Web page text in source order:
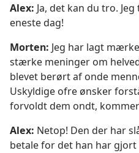
Alex: Ja, det kan du tro.
eneste dag!
Morten: Jeg har lagt
stærke meninger om
blevet berørt af onde
Uskyldige ofre ønsker
forvoldt dem ondt,
Alex: Netop! Den der har
betale for det han har